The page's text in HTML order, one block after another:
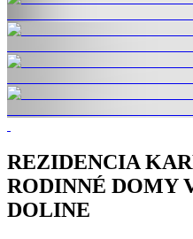
REZIDENCIA
RODINNÉ DOMY
DOLINE